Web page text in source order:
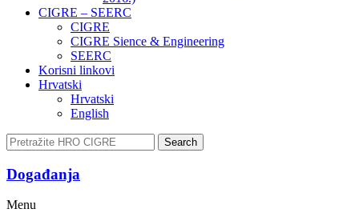
CIGRE – SEERC
CIGRE
CIGRE Sience & Engineering
SEERC
Korisni linkovi
Hrvatski
Hrvatski
English
Search
Događanja​
Menu